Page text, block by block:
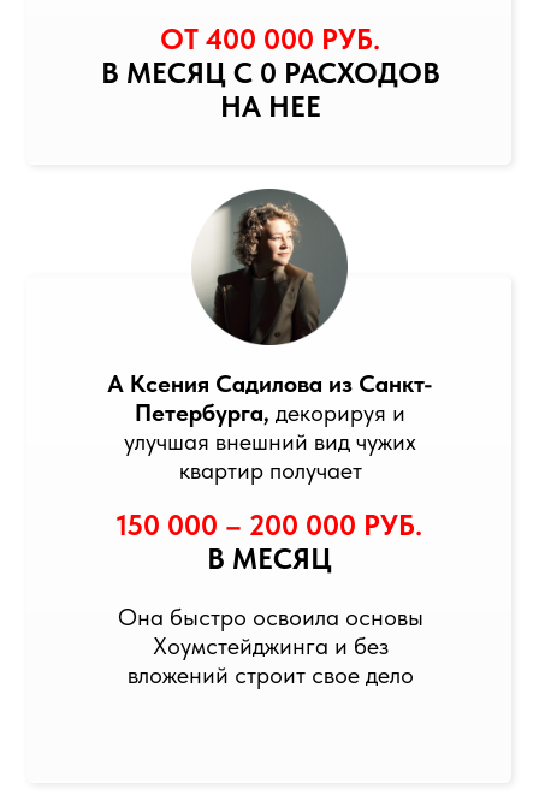
ОТ 400 000 РУБ.
В МЕСЯЦ С0 РАСХОДОВ
НА НЕЕ
А Ксения Садилова из Санкт-
Петербурга, декорируя и
улучшая внешний вид чужих
квартир получает
150 000 – 200 000 РУБ.
В МЕСЯЦ
Она быстро освоила основы
Хоумстейджинга и без
вложений строит свое дело